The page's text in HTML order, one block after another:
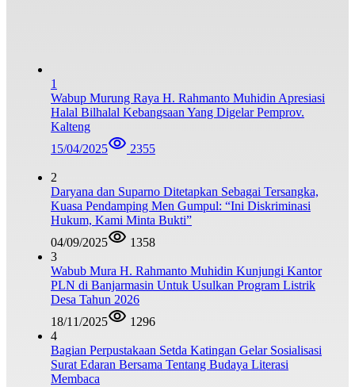
1
Wabup Murung Raya H. Rahmanto Muhidin Apresiasi
Halal Bilhalal Kebangsaan Yang Digelar Pemprov.
Kalteng
15/04/2025
2355
2
Daryana dan Suparno Ditetapkan Sebagai Tersangka,
Kuasa Pendamping Men Gumpul: “Ini Diskriminasi
Hukum, Kami Minta Bukti”
04/09/2025
1358
3
Wabub Mura H. Rahmanto Muhidin Kunjungi Kantor
PLN di Banjarmasin Untuk Usulkan Program Listrik
Desa Tahun 2026
18/11/2025
1296
4
Bagian Perpustakaan Setda Katingan Gelar Sosialisasi
Surat Edaran Bersama Tentang Budaya Literasi
Membaca